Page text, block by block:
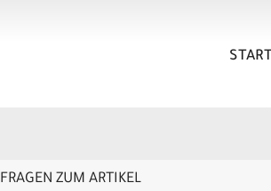
START
FRAGEN ZUM ARTIKEL